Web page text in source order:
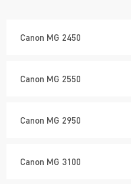
Canon MG 2450
Canon MG 2550
Canon MG 2950
Canon MG 3100